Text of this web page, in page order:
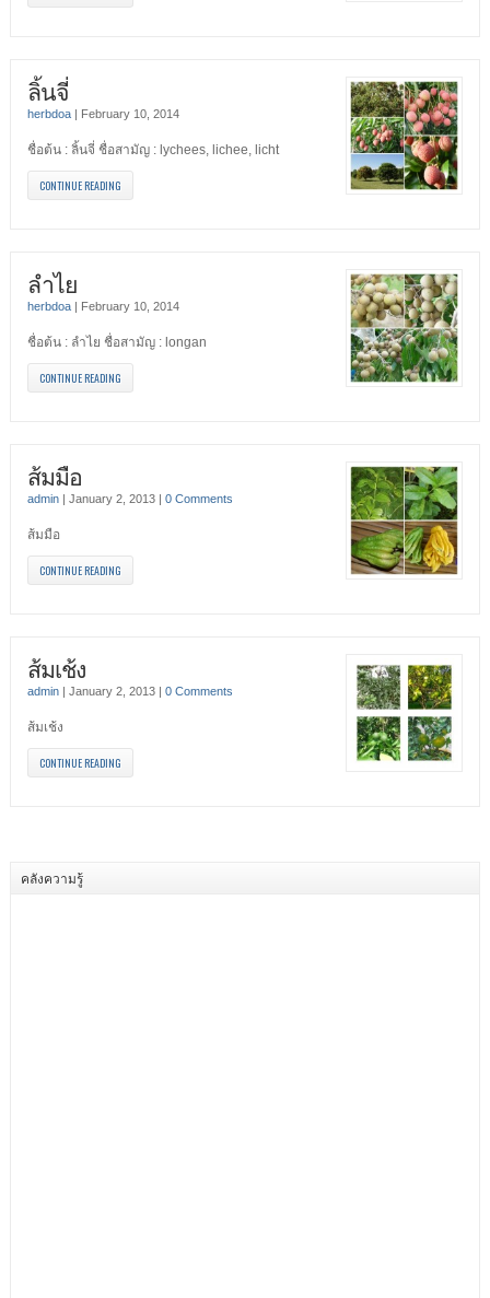
ลิ้นจี่
herbdoa| February 10, 2014
ชื่อต้น : ลิ้นจี่ ชื่อสามัญ : lychees, lichee, licht
CONTINUE READING
ลำไย
herbdoa| February 10, 2014
ชื่อต้น : ลำไย ชื่อสามัญ : longan
CONTINUE READING
ส้มมือ
admin| January 2, 2013 0 Comments
ส้มมือ
CONTINUE READING
ส้มเช้ง
admin| January 2, 2013 0 Comments
ส้มเช้ง
CONTINUE READING
คลังความรู้